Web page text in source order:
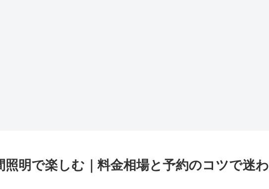
明で楽しむ｜料金相場と予約のコツで迷わ